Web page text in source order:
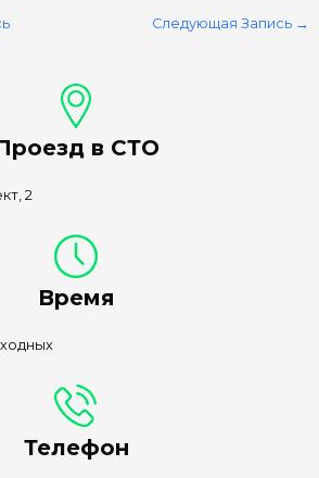
Следующая Запись →
в СТО
2
Время
Телефон